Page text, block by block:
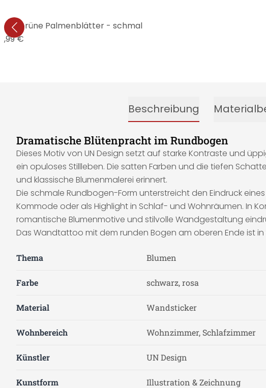
Grüne Palmenblätter - schmal
€
Beschreibung
Dramatische Blütenpracht im Rundbogen
Dieses Motiv von UN Design setzt auf starke Kontraste und
ein opuloses Stillleben. Die satten Farben und die tiefen
und klassische Blumenmalerei erinnert.
Die schmale Rundbogen-Form unterstreicht den Eindruck
Kommode oder als Highlight in Schlaf- und Wohnräumen. In
romantische Blumenmotive und stilvolle Wandgestaltung
Das Wandtattoo mit dem runden Bogen am oberen Ende ist
Thema Blumen
Farbe schwarz, rosa
Material Wandsticker
Wohnbereich Wohnzimmer, Schlafzimmer
Künstler UN Design
Kunstform Illustration & Zeichnung